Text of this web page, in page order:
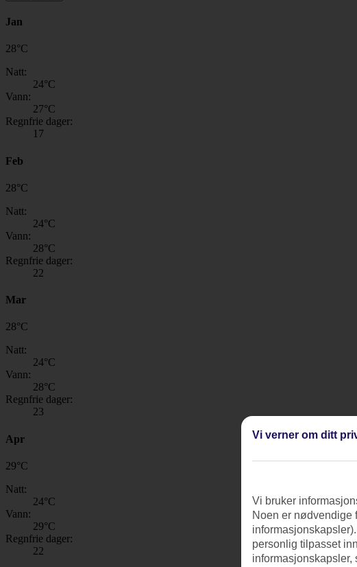
Jan
28°C
Natt:
24°C
Vann:
27°C
Regnfrie dager:
17
Feb
28°C
Natt:
24°C
Vann:
28°C
Regnfrie dager:
22
Mar
28°C
Natt:
24°C
Vann:
28°C
Regnfrie dager:
23
Apr
29°C
Natt:
24°C
Vann:
29°C
Regnfrie dager:
22
Vi verner om ditt
Vi bruker
Noen er nødvendige
personlig tilpasset
informasjonskapsler,